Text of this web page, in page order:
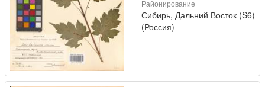
Районирование
Сибирь, Дальний Восток (S6)
(Россия)